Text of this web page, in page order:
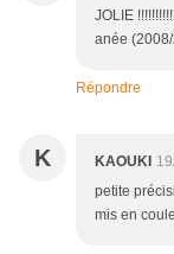
JOLIE
anée (2008/
Répondre
K KAOUKI
petite
mis en